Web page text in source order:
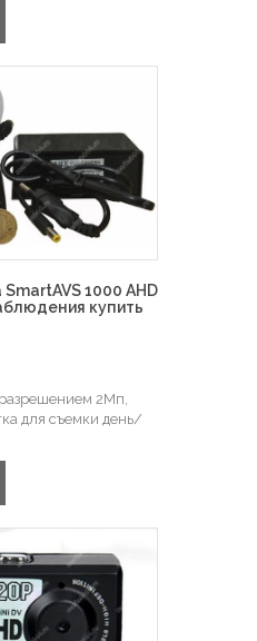
1000 AHD
купить
2Мп,
для съемки день/